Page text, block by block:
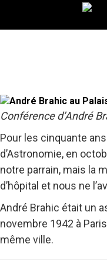
Conférence d’André
Pour les cinquante
d’Astronomie, en
notre parrain, mais la
d’hôpital et nous ne
André Brahic était un
novembre 1942 à
même ville.